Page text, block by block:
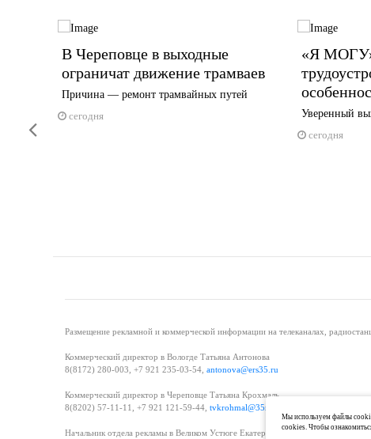
В Череповце в выходные
ограничат движение трамваев
Причина — ремонт трамвайных путей
сегодня
«Я МОГУ»
Уверенный
сегодня
Размещение рекламной и коммерческой информации на телеканалах,
Коммерческий директор в Вологде Татьяна Антонова
8(8172) 280-003, +7 921 235-03-54, antonova@ers35.ru
Коммерческий директор в Череповце Татьяна Крохмаль
8(8202) 57-11-11, +7 921 121-59-44, tvkrohmal@35media.ru
Начальник отдела рекламы в Великом Устюге Екатерина Вьюжанина 8(81738)
Мы используем файлы
cookies. Чтобы